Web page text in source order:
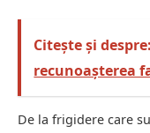
Citește și despre:
recunoașterea
De la frigidere care